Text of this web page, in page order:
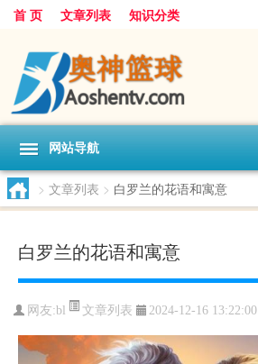
首 页 文章列表 知识分类
网站导航
> 文章列表 > 白罗兰的花语和寓意
白罗兰的花语和寓意
网友:bl 文章列表 2024-12-16 13:22:00